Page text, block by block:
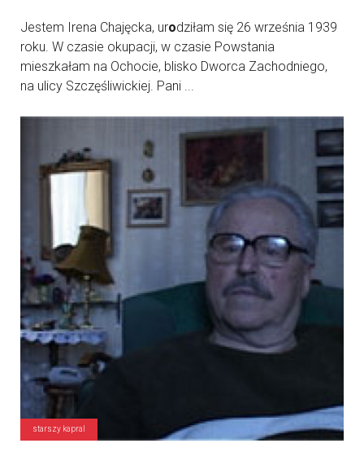
Jestem Irena Chajęcka, urodziłam się 26 września 1939
roku. W czasie okupacji, w czasie Powstania
mieszkałam na Ochocie, blisko Dworca Zachodniego,
na ulicy Szczęśliwickiej. Pani ...
starszy kapral